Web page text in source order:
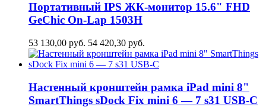
Портативный IPS ЖК-монитор 15.6" FHD
GeСhic On-Lap 1503H
53 130,00 руб. 54 420,30 руб.
Настенный кронштейн рамка iPad mini 8"
SmartThings sDock Fix mini 6 — 7 s31 USB-C